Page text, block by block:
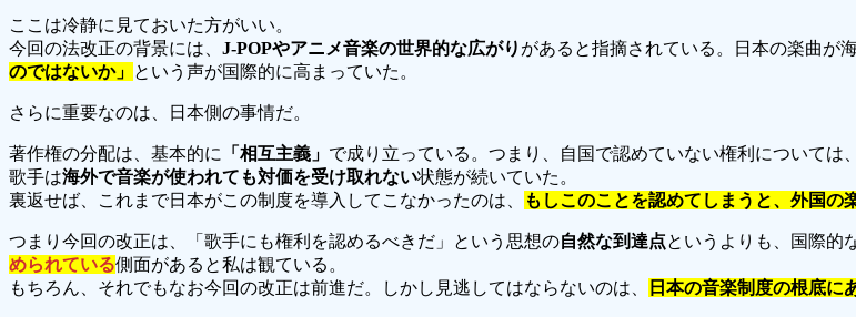
ここは冷静に見ておいた方がいい。
今回の法改正の背景には、 J-POPやアニメ音楽の世界的な広がり があると指摘されている。日本の楽曲が
のではないか」 という声が国際的に高まっていた。
さらに重要なのは、日本側の事情だ。
著作権の分配は、基本的に 「相互主義」 で成り立っている。つまり、自国で認めていない権利について
歌手は海外で音楽が使われても対価を受け取れない状態が続いていた。
裏返せば、これまで日本がこの制度を導入してこなかったのは、
もしこのことを認めてしまうと、外国の
つまり今回の改正は、「歌手にも権利を認めるべきだ」という思想の自然な到達点というよりも、国際的
められている側面があると私は観ている。
もちろん、それでもなお今回の改正は前進だ。しかし見逃してはならないのは、
日本の音楽制度の根底に